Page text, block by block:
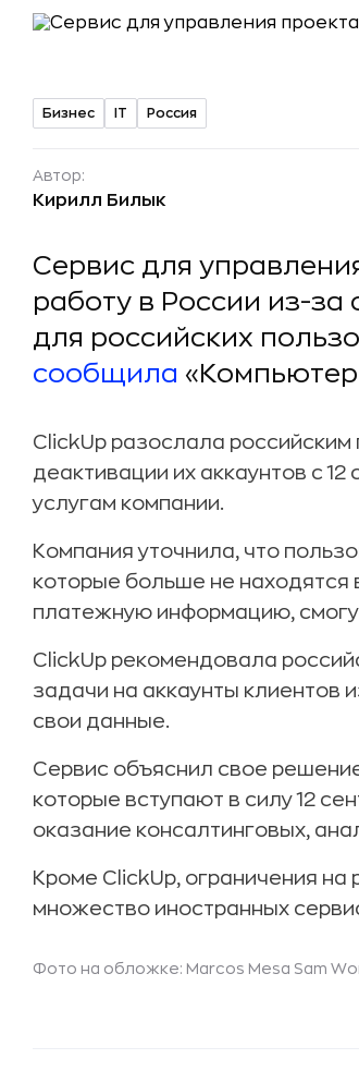
Бизнес IT Россия
Автор:
Кирилл Билык
Сервис для
работу в России из-
для российских
сообщила
ClickUp разослала
деактивации их аккаунтов с
услугам компании.
Компания уточнила, что
которые больше не находятся
платежную информацию,
ClickUp рекомендовала
задачи на аккаунты клиентов
свои данные.
Сервис объяснил свое
которые вступают в силу 12
оказание консалтинговых,
Кроме ClickUp, ограничения
множество иностранных
Фото на обложке: Marcos Mesa Sam